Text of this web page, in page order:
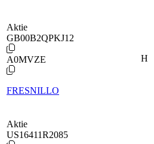
Aktie
GB00B2QPKJ12
A0MVZE
FRESNILLO
H
Aktie
US16411R2085